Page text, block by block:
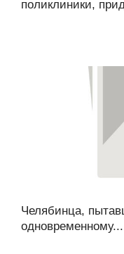
поликлиники,
Челябинца,
одновременному...